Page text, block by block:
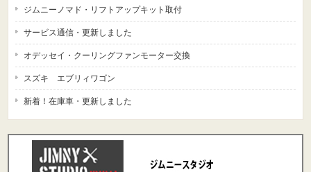
ジムニーノマド・リフトアップキット取付
サービス通信・更新しました
オデッセイ・クーリングファンモーター交換
スズキ エブリィワゴン
新着！在庫車・更新しました